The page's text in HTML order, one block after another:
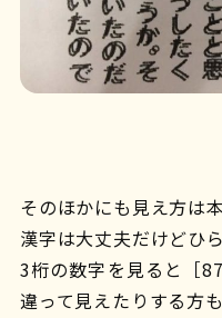
そのほかにも見え方は
漢字は大丈夫だけどひ
3桁の数字を見ると［
違って見えたりする方も